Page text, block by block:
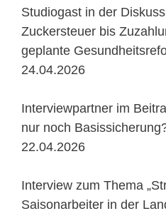
Studiogast in der
Zuckersteuer bis
geplante
24.04.2026
Interviewpartner im
nur noch
22.04.2026
Interview zum Thema
Saisonarbeiter in der